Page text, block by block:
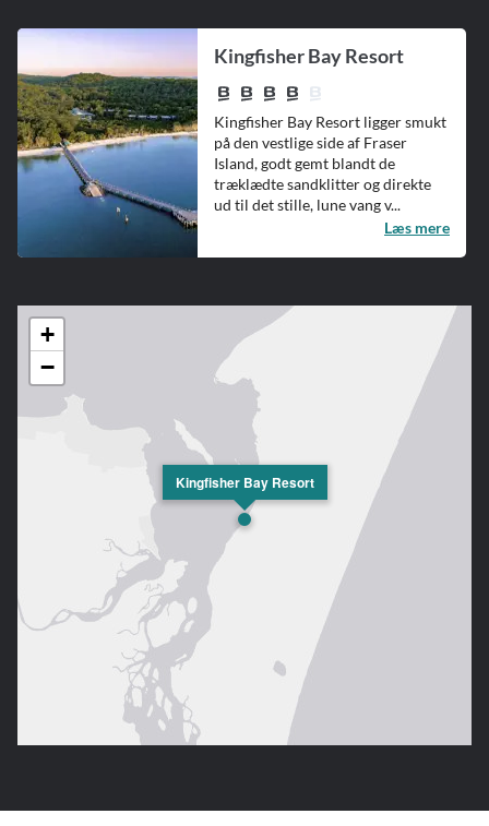
Kingfisher Bay Resort
Kingfisher Bay Resort ligger smukt
på den vestlige side af Fraser
Island, godt gemt blandt de
træklædte sandklitter og direkte
ud til det stille, lune vang v...
Læs mere
Kingfisher Bay Resort
+
−